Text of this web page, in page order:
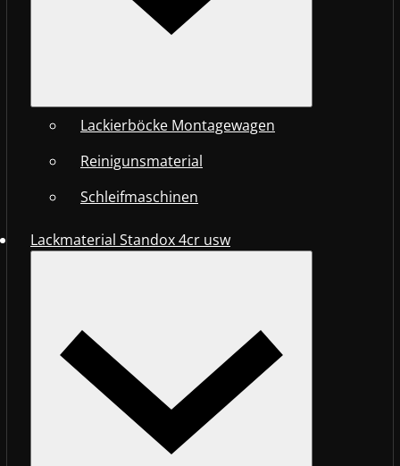
Lackierböcke Montagewagen
Reinigunsmaterial
Schleifmaschinen
Lackmaterial Standox 4cr usw